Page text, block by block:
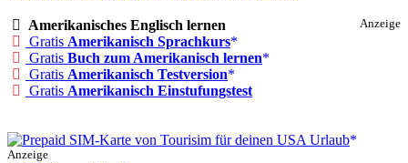
Anzeige
Amerikanisches Englisch lernen
Gratis Amerikanisch Sprachkurs
Gratis Buch zum Amerikanisch lernen
Gratis Amerikanisch Testversion
Gratis Amerikanisch Einstufungstest
Anzeige